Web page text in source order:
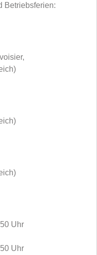
Betriebsferien:
Uhr
Uhr